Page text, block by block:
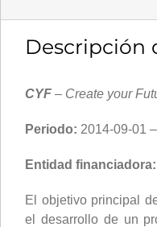
Descripción
CYF – Create your
Periodo: 2014-09-01
Entidad financiadora:
El objetivo principal
el desarrollo de un